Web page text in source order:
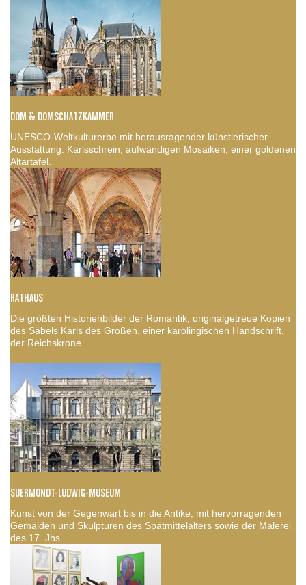
DOM & DOMSCHATZKAMMER
UNESCO-Weltkulturerbe mit herausragender künstlerischer
Ausstattung: Karlsschrein, aufwändigen Mosaiken, einer goldenen
Altartafel.
RATHAUS
Die größten Historienbilder der Romantik, originalgetreue Kopien
des Säbels Karls des Großen, einer karolingischen Handschrift,
der Reichskrone.
SUERMONDT-LUDWIG-MUSEUM
Kunst von der Gegenwart bis in die Antike, mit hervorragenden
Gemälden und Skulpturen des Spätmittelalters sowie der Malerei
des 17. Jhs.